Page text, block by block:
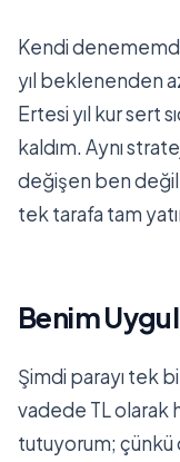
Kendi
yıl beklenenden
Ertesi yıl kur sert
kaldım. Aynı
değişen ben değil,
tek tarafa tam
Benim
Şimdi parayı tek
vadede TL olarak
tutuyorum; çünkü